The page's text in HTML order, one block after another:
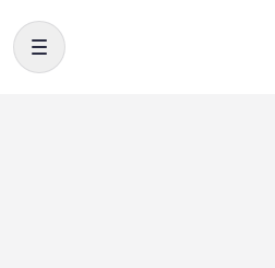
Toggle navigation